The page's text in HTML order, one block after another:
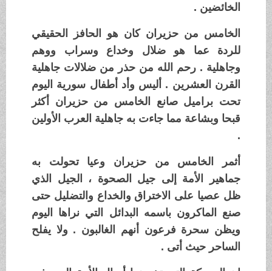
الخائضين .
الخامس من حزيران كان هو الحافز الحقيقي
للردة عما هو ضلال وخداع وسراب ووهم
وجاهلية . رحم الله من حذر من ضلالات جاهلية
القرن العشرين . أليس وأد أطفال سورية اليوم
تحت براميل صانع الخامس من حزيران أكثر
قبحا وبشاعة مما جاءت به جاهلية العرب الأولين
أثمر الخامس من حزيران وعيا تحولت به
جماهير الأمة إلى جيل الصحوة ، الجيل الذي
ظل عصيا على الاختراق والخداع والتضليل حتى
صنع الماكرون باسمه البدائل التي نراها اليوم
ويظن سحرة فرعون أنهم الغالبون . ولا يفلح
الساحر حيث أتى .